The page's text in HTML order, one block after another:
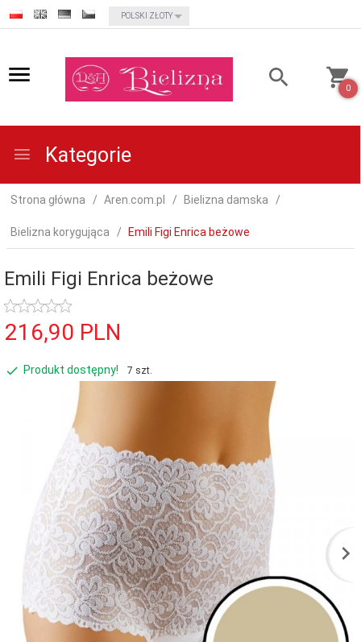
currency_h
POLSKI ZŁOTY
0
Kategorie
Strona główna Aren.com.pl Bielizna damska
Bielizna korygująca Emili Figi Enrica beżowe
Emili Figi Enrica beżowe
216,90 PLN
Produkt dostępny! 7 szt.